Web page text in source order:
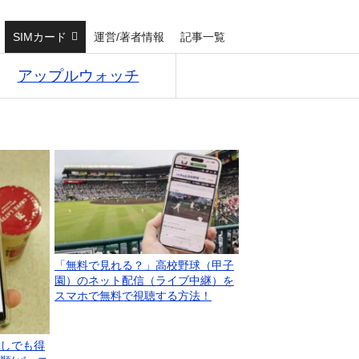
SIMカード 運営/著者情報 記事一覧
アップルウォッチ
でも得
「無料で見れる？」高校野球（甲子
園）のネット配信（ライブ中継）を
スマホで無料で視聴する方法！